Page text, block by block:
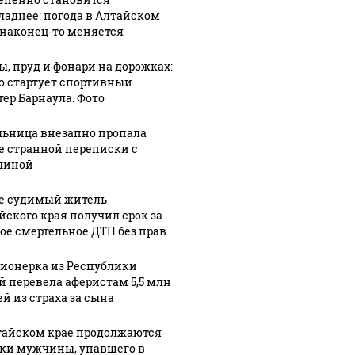
1
29 июля, 14:53
Алтай
завершили
"Алтай:
инструкция
к
человечности"
погода в Алтайском
то меняется
пруд и фонари на дорожках:
стартует спортивный
Барнаула. Фото
внезапно пропала
странной переписки с
судимый житель
края получил срок за
смертельное ДТП без прав
из Республики
перевела аферистам 5,5 млн
из страха за сына
крае продолжаются
мужчины, упавшего в